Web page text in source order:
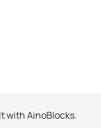
withAinoBlocks.